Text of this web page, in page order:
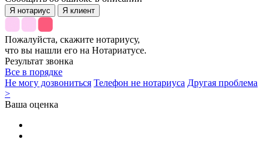
Я нотариус Я клиент
Пожалуйста, скажите нотариусу,
что вы нашли его на Нотариатусе.
Результат звонка
Все в порядке
Не могу дозвониться Телефон не нотариуса Другая проблема
>
Ваша оценка